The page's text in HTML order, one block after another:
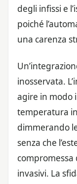
degli infissi e
poiché
una carenza
inosservata.
agire in modo
temperatura
dimmerando
senza che
invasivi. La